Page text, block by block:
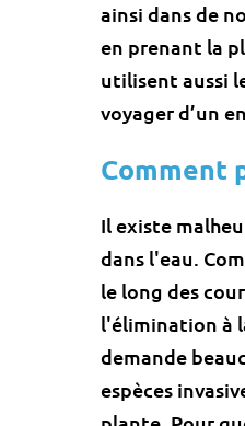
ainsi dans de
en prenant la
utilisent aussi
voyager d’un
Comment
Il existe
dans l'eau.
le long des
l'élimination à
demande
espèces